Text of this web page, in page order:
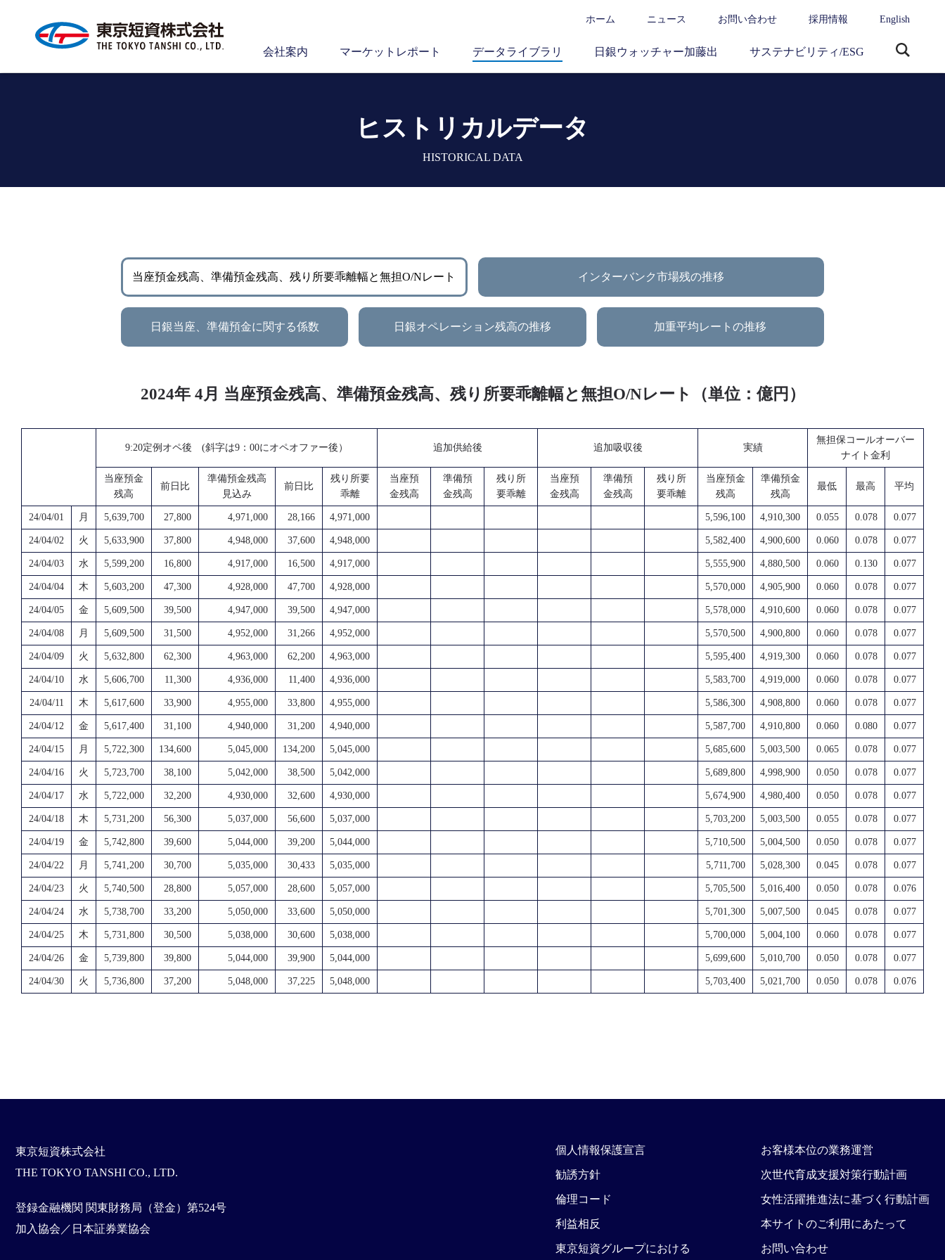
ホーム ニュース お問い合わせ 採用情報 English
会社案内 マーケットレポート データライブラリ 日銀ウォッチャー加藤出 サステナビリティ/ESG
ヒストリカルデータ
HISTORICAL DATA
当座預金残高、準備預金残高、残り所要乖離幅と無担O/Nレート インターバンク市場残の推移
日銀当座、準備預金に関する係数 日銀オペレーション残高の推移 加重平均レートの推移
2024年 4月 当座預金残高、準備預金残高、残り所要乖離幅と無担O/Nレート（単位：億円）
9:20定例オペ後 (斜字は9：00にオペオファー後） 追加供給後 追加吸収後 実績
無担保コールオーバー
ナイト金利
当座預金
残高
前日比
準備預金残高
見込み
前日比
残り所要
乖離
当座預
金残高
準備預
金残高
残り所
要乖離
当座預
金残高
準備預
金残高
残り所
要乖離
当座預金
残高
準備預金
残高
最低 最高 平均
24/04/01 月 5,639,700 27,800 4,971,000 28,166 4,971,000 5,596,100 4,910,300 0.055 0.078 0.077
24/04/02 火 5,633,900 37,800 4,948,000 37,600 4,948,000 5,582,400 4,900,600 0.060 0.078 0.077
24/04/03 水 5,599,200 16,800 4,917,000 16,500 4,917,000 5,555,900 4,880,500 0.060 0.130 0.077
24/04/04 木 5,603,200 47,300 4,928,000 47,700 4,928,000 5,570,000 4,905,900 0.060 0.078 0.077
24/04/05 金 5,609,500 39,500 4,947,000 39,500 4,947,000 5,578,000 4,910,600 0.060 0.078 0.077
24/04/08 月 5,609,500 31,500 4,952,000 31,266 4,952,000 5,570,500 4,900,800 0.060 0.078 0.077
24/04/09 火 5,632,800 62,300 4,963,000 62,200 4,963,000 5,595,400 4,919,300 0.060 0.078 0.077
24/04/10 水 5,606,700 11,300 4,936,000 11,400 4,936,000 5,583,700 4,919,000 0.060 0.078 0.077
24/04/11 木 5,617,600 33,900 4,955,000 33,800 4,955,000 5,586,300 4,908,800 0.060 0.078 0.077
24/04/12 金 5,617,400 31,100 4,940,000 31,200 4,940,000 5,587,700 4,910,800 0.060 0.080 0.077
24/04/15 月 5,722,300 134,600 5,045,000 134,200 5,045,000 5,685,600 5,003,500 0.065 0.078 0.077
24/04/16 火 5,723,700 38,100 5,042,000 38,500 5,042,000 5,689,800 4,998,900 0.050 0.078 0.077
24/04/17 水 5,722,000 32,200 4,930,000 32,600 4,930,000 5,674,900 4,980,400 0.050 0.078 0.077
24/04/18 木 5,731,200 56,300 5,037,000 56,600 5,037,000 5,703,200 5,003,500 0.055 0.078 0.077
24/04/19 金 5,742,800 39,600 5,044,000 39,200 5,044,000 5,710,500 5,004,500 0.050 0.078 0.077
24/04/22 月 5,741,200 30,700 5,035,000 30,433 5,035,000 5,711,700 5,028,300 0.045 0.078 0.077
24/04/23 火 5,740,500 28,800 5,057,000 28,600 5,057,000 5,705,500 5,016,400 0.050 0.078 0.076
24/04/24 水 5,738,700 33,200 5,050,000 33,600 5,050,000 5,701,300 5,007,500 0.045 0.078 0.077
24/04/25 木 5,731,800 30,500 5,038,000 30,600 5,038,000 5,700,000 5,004,100 0.060 0.078 0.077
24/04/26 金 5,739,800 39,800 5,044,000 39,900 5,044,000 5,699,600 5,010,700 0.050 0.078 0.077
24/04/30 火 5,736,800 37,200 5,048,000 37,225 5,048,000 5,703,400 5,021,700 0.050 0.078 0.076
東京短資株式会社
THE TOKYO TANSHI CO., LTD.
登録金融機関 関東財務局（登金）第524号
加入協会／日本証券業協会
個人情報保護宣言
勧誘方針
倫理コード
利益相反
東京短資グループにおける
お客様本位の業務運営
次世代育成支援対策行動計画
女性活躍推進法に基づく行動計画
本サイトのご利用にあたって
お問い合わせ